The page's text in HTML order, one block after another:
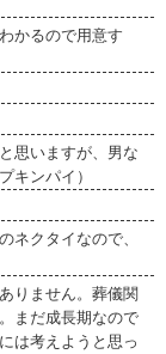
かるので用意す
思いますが、男な
キンパイ）
ネクタイなので、
りません。葬儀関
まだ成長期なので
は考えようと思っ